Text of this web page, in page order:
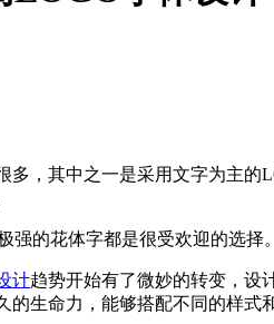
多，其中之一是采用文字为主的
花体字都是很受欢迎的选择。
计趋势开始有了微妙的转变，设
的生命力，能够搭配不同的样式